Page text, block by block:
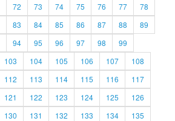
72 73 74 75 76 77
78
83 84 85 86 87 88
89
94 95 96 97 98
99
103 104 105 106 107
108
112 113 114 115 116
117
121 122 123 124 125
126
130 131 132 133 134
135